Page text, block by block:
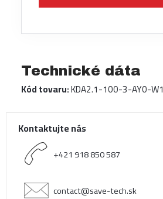
Technické dáta
Kód tovaru:KDA2.1-100-3-AY0-W1
Kontaktujte nás
+421 918 850 587
contact@save-tech.sk